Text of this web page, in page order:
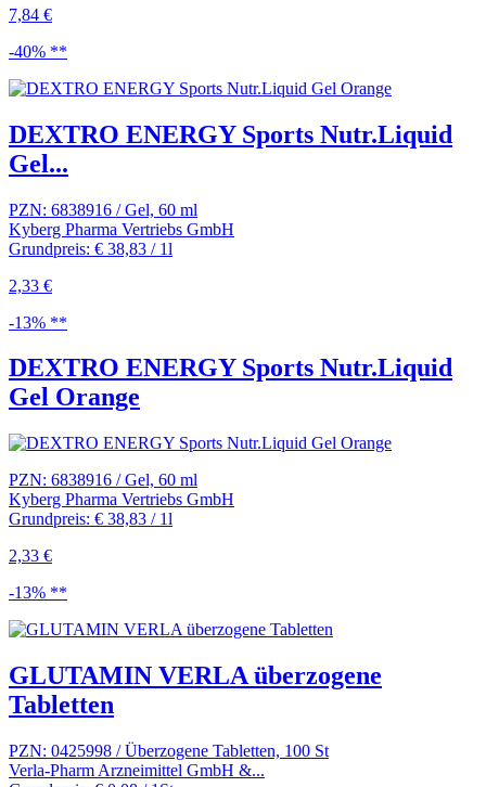
7,84 €
-40% **
DEXTRO ENERGY Sports Nutr.Liquid
Gel...
PZN: 6838916 / Gel, 60 ml
Kyberg Pharma Vertriebs GmbH
Grundpreis: € 38,83 / 1l
2,33 €
-13% **
DEXTRO ENERGY Sports Nutr.Liquid
Gel Orange
PZN: 6838916 / Gel, 60 ml
Kyberg Pharma Vertriebs GmbH
Grundpreis: € 38,83 / 1l
2,33 €
-13% **
GLUTAMIN VERLA überzogene
Tabletten
PZN: 0425998 / Überzogene Tabletten, 100 St
Verla-Pharm Arzneimittel GmbH &...